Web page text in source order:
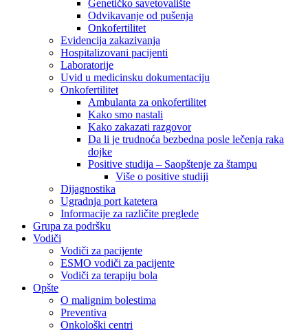
Genetičko savetovalište
Odvikavanje od pušenja
Onkofertilitet
Evidencija zakazivanja
Hospitalizovani pacijenti
Laboratorije
Uvid u medicinsku dokumentaciju
Onkofertilitet
Ambulanta za onkofertilitet
Kako smo nastali
Kako zakazati razgovor
Da li je trudnoća bezbedna posle lečenja raka
dojke
Positive studija – Saopštenje za štampu
Više o positive studiji
Dijagnostika
Ugradnja port katetera
Informacije za različite preglede
Grupa za podršku
Vodiči
Vodiči za pacijente
ESMO vodiči za pacijente
Vodiči za terapiju bola
Opšte
O malignim bolestima
Preventiva
Onkološki centri